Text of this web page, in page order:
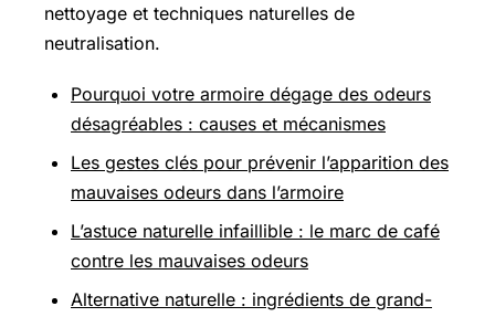
nettoyage et techniques naturelles de
neutralisation.
Pourquoi votre armoire dégage des odeurs
désagréables : causes et mécanismes
Les gestes clés pour prévenir l’apparition des
mauvaises odeurs dans l’armoire
L’astuce naturelle infaillible : le marc de café
contre les mauvaises odeurs
Alternative naturelle : ingrédients de grand-